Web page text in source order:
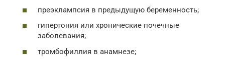
преэклампсия в предыдущую беременность;
гипертония или хронические почечные
заболевания;
тромбофиллия в анамнезе;